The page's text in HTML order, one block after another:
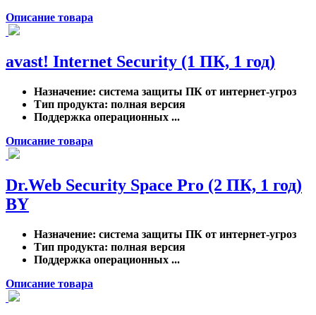
Описание товара
avast! Internet Security (1 ПК, 1 год)
Назначение: система защиты ПК от интернет-угроз
Тип продукта: полная версия
Поддержка операционных ...
Описание товара
Dr.Web Security Space Pro (2 ПК, 1 год)
BY
Назначение: система защиты ПК от интернет-угроз
Тип продукта: полная версия
Поддержка операционных ...
Описание товара